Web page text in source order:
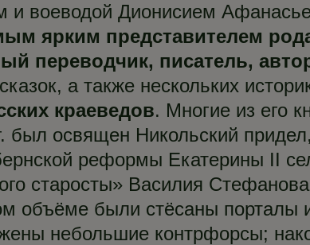
и воеводой Дионисием
ярким представителем
переводчик, писатель,
а также нескольких
краеведов. Многие из его
освящен Никольский
реформы Екатерины II
старосты» Василия
объёме были стёсаны порталы
небольшие контрфорсы;